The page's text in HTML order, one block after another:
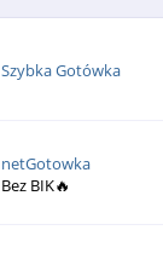
Szybka Gotówka
netGotowka
Bez BIK🔥